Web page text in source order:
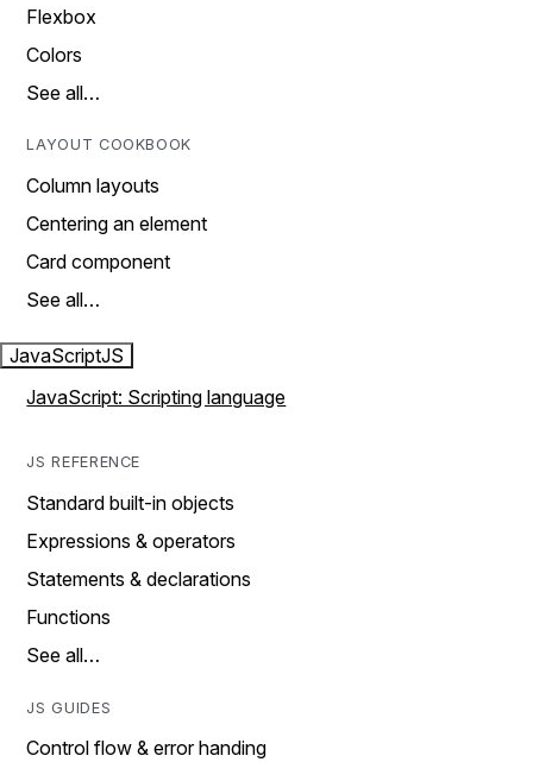
Flexbox
Colors
See all…
LAYOUT COOKBOOK
Column layouts
Centering an element
Card component
See all…
JavaScriptJS
JavaScript: Scripting language
JS REFERENCE
Standard built-in objects
Expressions & operators
Statements & declarations
Functions
See all…
JS GUIDES
Control flow & error handing